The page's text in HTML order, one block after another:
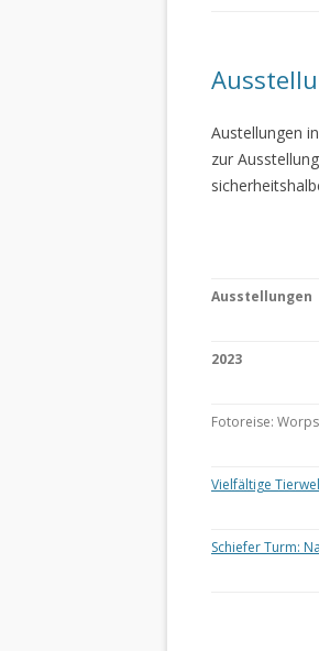
Austellungen
zur
Ausstellungen
2023
Fotoreise:
Vielfältige
Schiefer Turm: